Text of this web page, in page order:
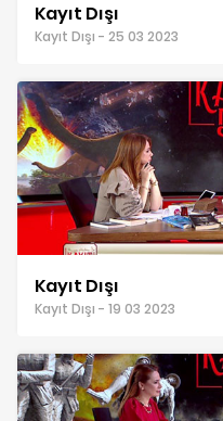
Kayıt Dışı
Kayıt Dışı - 25 03 2023
Kayıt Dışı
Kayıt Dışı - 19 03 2023